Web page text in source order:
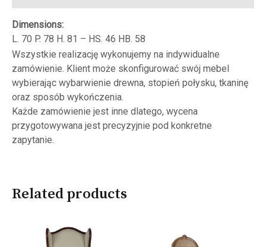
Dimensions:
L. 70 P. 78 H. 81 – HS. 46 HB. 58
Wszystkie realizację wykonujemy na indywidualne
zamówienie. Klient może skonfigurować swój mebel
wybierając wybarwienie drewna, stopień połysku, tkaninę
oraz sposób wykończenia.
Każde zamówienie jest inne dlatego, wycena
przygotowywana jest precyzyjnie pod konkretne
zapytanie.
Related products